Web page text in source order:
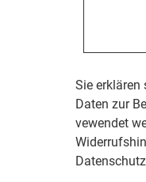
Sie erklären
Daten zur
vewendet